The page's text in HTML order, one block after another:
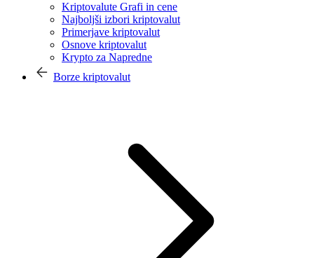
Kriptovalute Grafi in cene
Najboljši izbori kriptovalut
Primerjave kriptovalut
Osnove kriptovalut
Krypto za Napredne
Borze kriptovalut